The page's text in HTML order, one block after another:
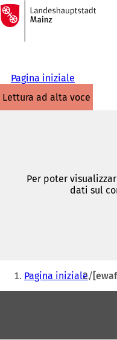
Vai al contenuto
Alla
pagina
iniziale
Pagina iniziale
lettura ad alta voce
Per poter
dati sul
Siete
qui:
Pagina iniziale